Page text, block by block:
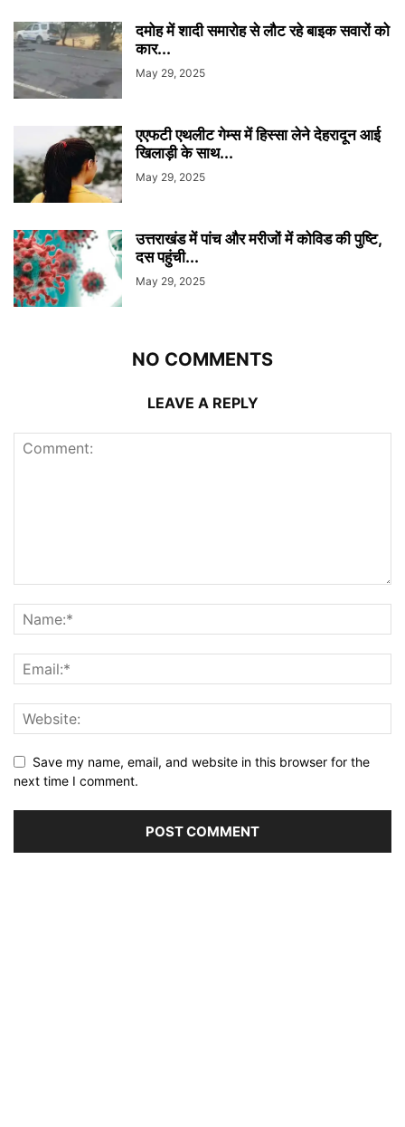
दमोह में शादी समारोह से लौट रहे बाइक सवारों को
कार...
May 29, 2025
एएफटी एथलीट गेम्स में हिस्सा लेने देहरादून आई
खिलाड़ी के साथ...
May 29, 2025
उत्तराखंड में पांच और मरीजों में कोविड की पुष्टि,
दस पहुंची...
May 29, 2025
NO COMMENTS
LEAVE A REPLY
Save my name, email, and website in this browser for the
next time I comment.